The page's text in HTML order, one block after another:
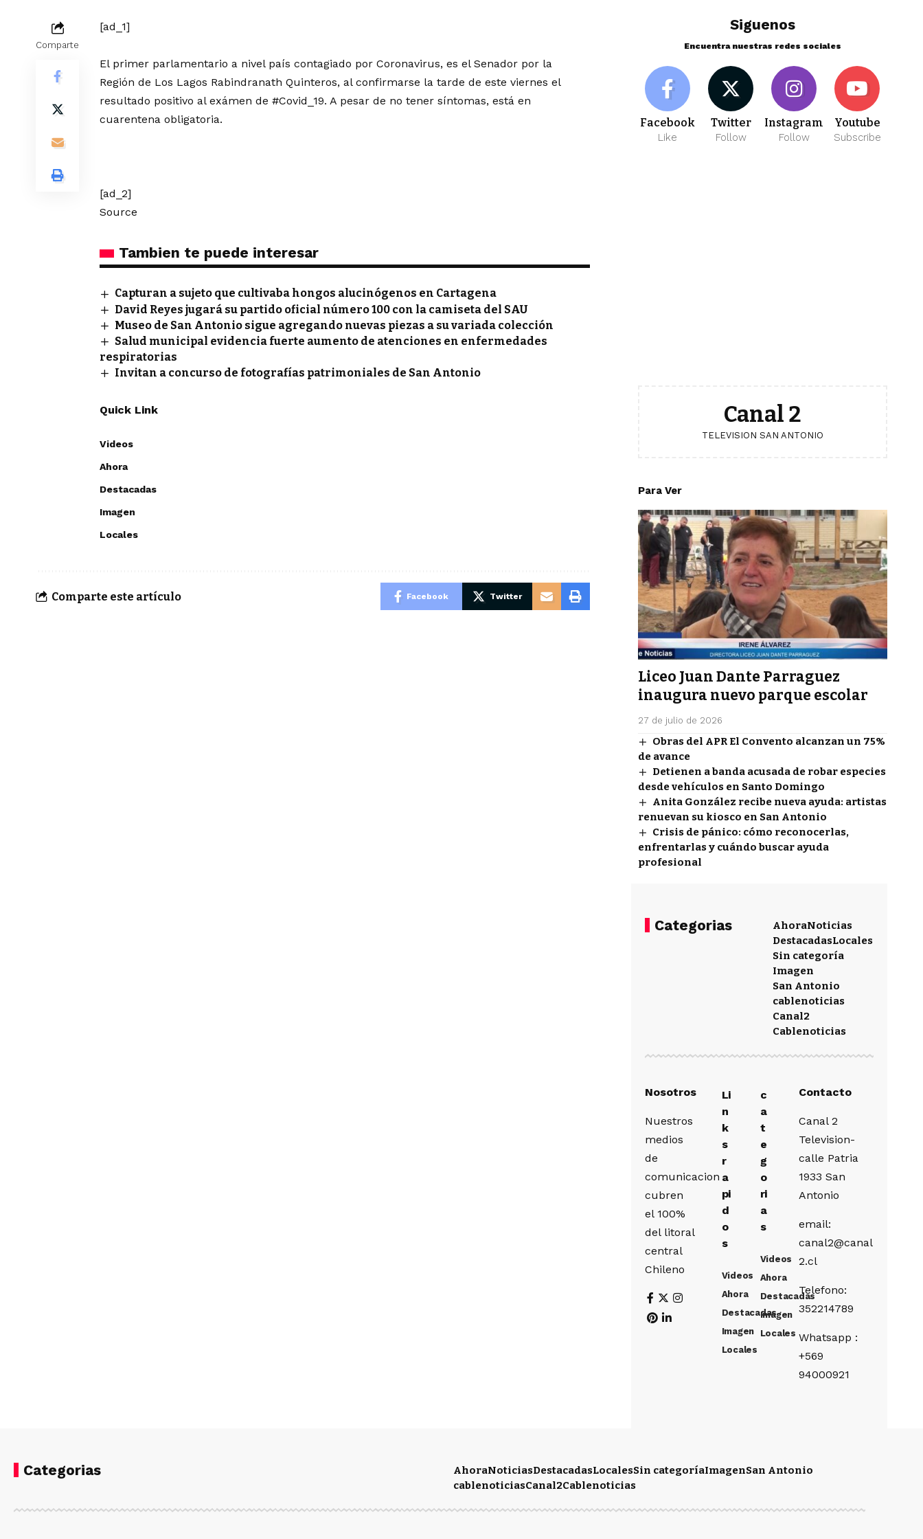
Comparte
[ad_1]
El primer parlamentario a nivel país contagiado por Coronavirus, es el Senador por la
Región de Los Lagos Rabindranath Quinteros, al confirmarse la tarde de este viernes el
resultado positivo al exámen de #Covid_19. A pesar de no tener síntomas, está en
cuarentena obligatoria.
[ad_2]
Source
Tambien te puede interesar
Capturan a sujeto que cultivaba hongos alucinógenos en Cartagena
David Reyes jugará su partido oficial número 100 con la camiseta del SAU
Museo de San Antonio sigue agregando nuevas piezas a su variada colección
Salud municipal evidencia fuerte aumento de atenciones en enfermedades
respiratorias
Invitan a concurso de fotografías patrimoniales de San Antonio
Quick Link
Videos
Ahora
Destacadas
Imagen
Locales
Comparte este artículo Facebook Twitter
Siguenos
Encuentra nuestras redes sociales
Facebook
Like
Twitter
Follow
Instagram
Follow
Youtube
Subscribe
Canal 2
TELEVISION SAN ANTONIO
Para Ver
Liceo Juan Dante Parraguez
inaugura nuevo parque escolar
27 de julio de 2026
Obras del APR El Convento alcanzan un 75%
de avance
Detienen a banda acusada de robar especies
desde vehículos en Santo Domingo
Anita González recibe nueva ayuda: artistas
renuevan su kiosco en San Antonio
Crisis de pánico: cómo reconocerlas,
enfrentarlas y cuándo buscar ayuda
profesional
Categorias AhoraNoticias
DestacadasLocales
Sin categoría
Imagen
San Antonio
cablenoticias
Canal2
Cablenoticias
Nosotros
Nuestros
medios
de
comunicacion
cubren
el 100%
del litoral
central
Chileno
Li
n
k
s
r
a
pi
d
o
s
Videos
Ahora
Destacadas
Imagen
Locales
c
a
t
e
g
o
ri
a
s
Videos
Ahora
Destacadas
Imagen
Locales
Contacto
Canal 2
Television-
calle Patria
1933 San
Antonio
email:
canal2@canal
2.cl
Telefono:
352214789
Whatsapp :
+569
94000921
Categorias AhoraNoticiasDestacadasLocalesSin categoríaImagenSan Antonio
cablenoticiasCanal2Cablenoticias